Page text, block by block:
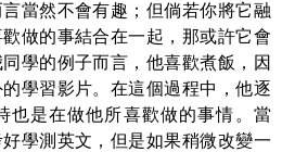
當然不會有趣；但倘若你將它融
做的事結合在一起，那或許它會
學的例子而言，他喜歡煮飯，因
學習影片。在這個過程中，他逐
也是在做他所喜歡做的事情。當
學測英文，但是如果稍微改變一